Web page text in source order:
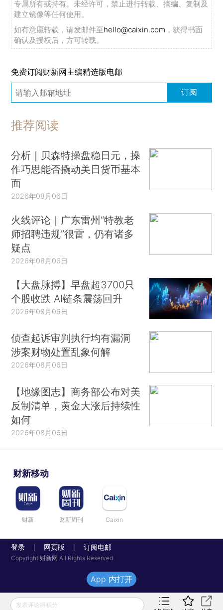
专属所有或持有。未经许可，禁止进行转载、摘编、复制及
建立镜像等任何使用。
如有意愿转载，请发邮件至hello@caixin.com ，获得书面
确认及授权后，方可转载。
免费订阅财新网主编精选版电邮
订阅
推荐阅读
分析｜贝森特操盘稳日元，操
作巧思能否撬动美日货币基本
面
2026年08月06日
火线评论｜广东雷州“特教老
师招聘违规”很雷，仍有诸多
疑点
2026年08月06日
【大盘脉搏】早盘超3700只
个股收跌 AI链条震荡回升
2026年08月06日
侦查起诉审判执行均有漏洞
涉案财物处置乱象何解
2026年08月06日
【地缘图志】商务部公布对美
反制清单，黄金大涨后持续性
如何
2026年08月06日
财新移动
财新 财新周刊 Caixin
登录 网页版 订阅电邮
Copyright 财新网 All Rights Reserved
发表评论得积分
App 内打开